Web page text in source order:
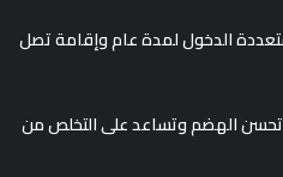
الدخول لمدة عام وإقامة تصل
وتحسن الهضم وتساعد على التخلص من